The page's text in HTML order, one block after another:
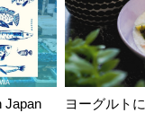
め！自然の力って本当
Japan
ヨーグルト